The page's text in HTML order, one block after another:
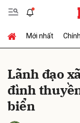
Mới nhất
Lãnh đạo
đình
biển
Gửi bình luận